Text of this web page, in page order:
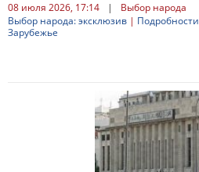
08 июля 2026, 17:14 |
Выбор народа
Выбор народа: эксклюзив | Подробности
Зарубежье